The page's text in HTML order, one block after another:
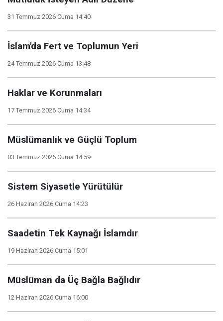
31 Temmuz 2026 Cuma 14:40
İslam'da Fert ve Toplumun Yeri
24 Temmuz 2026 Cuma 13:48
Haklar ve Korunmaları
17 Temmuz 2026 Cuma 14:34
Müslümanlık ve Güçlü Toplum
03 Temmuz 2026 Cuma 14:59
Sistem Siyasetle Yürütülür
26 Haziran 2026 Cuma 14:23
Saadetin Tek Kaynağı İslamdır
19 Haziran 2026 Cuma 15:01
Müslüman da Üç Bağla Bağlıdır
12 Haziran 2026 Cuma 16:00